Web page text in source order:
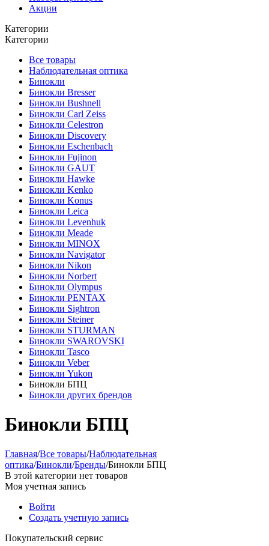
Акции
Категории
Категории
Все товары
Наблюдательная оптика
Бинокли
Бинокли Bresser
Бинокли Bushnell
Бинокли Carl Zeiss
Бинокли Celestron
Бинокли Discovery
Бинокли Eschenbach
Бинокли Fujinon
Бинокли GAUT
Бинокли Hawke
Бинокли Kenko
Бинокли Konus
Бинокли Leica
Бинокли Levenhuk
Бинокли Meade
Бинокли MINOX
Бинокли Navigator
Бинокли Nikon
Бинокли Norbert
Бинокли Olympus
Бинокли PENTAX
Бинокли Sightron
Бинокли Steiner
Бинокли STURMAN
Бинокли SWAROVSKI
Бинокли Tasco
Бинокли Veber
Бинокли Yukon
Бинокли БПЦ
Бинокли других брендов
Бинокли БПЦ
Главная/Все товары/Наблюдательная
оптика/Бинокли/Бренды/Бинокли БПЦ
В этой категории нет товаров
Моя учетная запись
Войти
Создать учетную запись
Покупательский сервис